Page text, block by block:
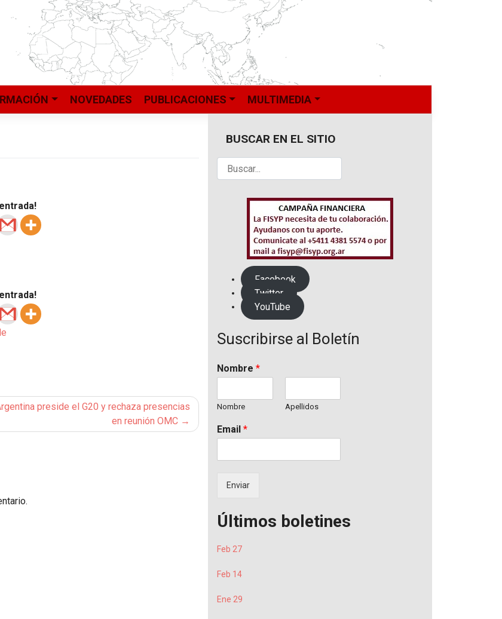
NOVEDADES PUBLICACIONES MULTIMEDIA
preside el G20 y rechaza presencias
en reunión OMC
BUSCAR EN EL SITIO
Facebook
Twitter
YouTube
Suscribirse al Boletín
Nombre *
Nombre Apellidos
Email *
Enviar
Últimos boletines
Feb 27
Feb 14
Ene 29